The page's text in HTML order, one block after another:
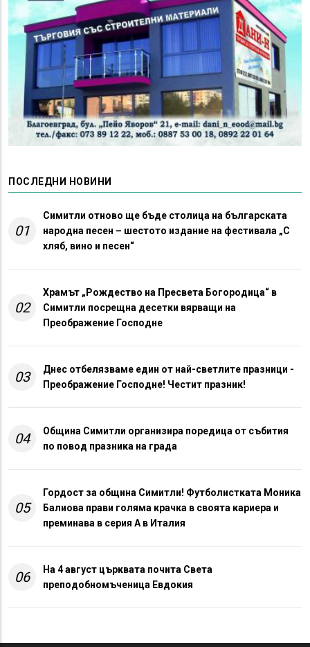
ПОСЛЕДНИ НОВИНИ
01
Симитли отново ще бъде столица на българската
народна песен – шестото издание на фестивала „С
хляб, вино и песен“
02
Храмът „Рождество на Пресвета Богородица“ в
Симитли посрещна десетки вярващи на
Преображение Господне
03
Днес отбелязваме един от най-светлите празници -
Преображение Господне! Честит празник!
04
Община Симитли организира поредица от събития
по повод празника на града
05
Гордост за община Симитли! Футболистката Моника
Балиова прави голяма крачка в своята кариера и
преминава в серия А в Италия
06
На 4 август църквата почита Света
преподобномъченица Евдокия